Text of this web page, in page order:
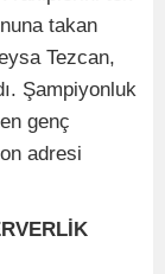
takan
Tezcan,
Şampiyonluk
genç
adresi